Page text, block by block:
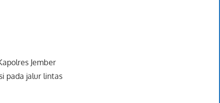
Jember
pada jalur lintas